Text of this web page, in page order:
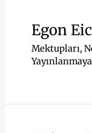
Egon
Mektupları,